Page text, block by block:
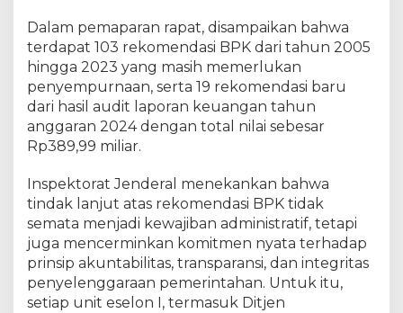
s
k
a
n
e
k
e
n
d
a
s
i
B
Dalam pemaparan rapat, disampaikan bahwa
terdapat 103 rekomendasi BPK dari tahun 2005
hingga 2023 yang masih memerlukan
penyempurnaan, serta 19 rekomendasi baru
dari hasil audit laporan keuangan tahun
anggaran 2024 dengan total nilai sebesar
Rp389,99 miliar.
Inspektorat Jenderal menekankan bahwa
tindak lanjut atas rekomendasi BPK tidak
semata menjadi kewajiban administratif, tetapi
juga mencerminkan komitmen nyata terhadap
prinsip akuntabilitas, transparansi, dan integritas
penyelenggaraan pemerintahan. Untuk itu,
setiap unit eselon I, termasuk Ditjen